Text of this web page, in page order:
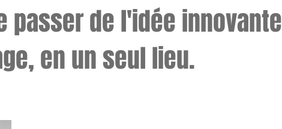
passerde l'idée innovante
en un seul lieu.